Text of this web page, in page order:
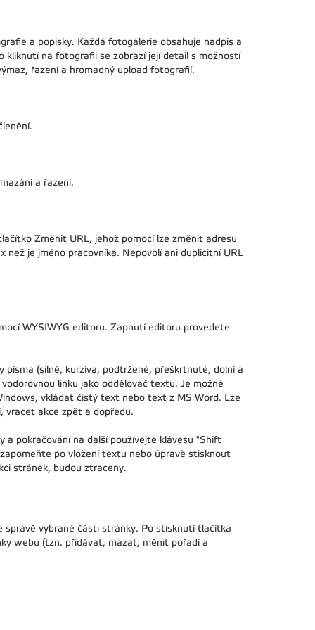
a popisky. Každá fotogalerie obsahuje nadpis a
kliknutí na fotografii se zobrazí její detail s možností
řazení a hromadný upload fotografií.
a řazení.
Změnit URL, jehož pomocí lze změnit adresu
je jméno pracovníka. Nepovolí ani duplicitní URL
WYSIWYG editoru. Zapnutí editoru provedete
(silné, kurzíva, podtržené, přeškrtnuté, dolní a
linku jako oddělovač textu. Je možné
vkládat čistý text nebo text z MS Word. Lze
vracet akce zpět a dopředu.
a pokračování na další používejte klávesu "Shift
po vložení textu nebo úpravě stisknout
stránek, budou ztraceny.
správě vybrané části stránky. Po stisknutí tlačítka
webu (tzn. přidávat, mazat, měnit pořadí a